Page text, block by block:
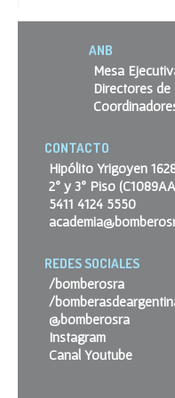
ANB
Mesa
Directores de
CONTACTO
Hipólito Yrigoyen
2º y 3º Piso
5411 4124 5550
REDES SOCIALES
/bomberosra
/
@bomberosra
Instagram
Canal Youtube